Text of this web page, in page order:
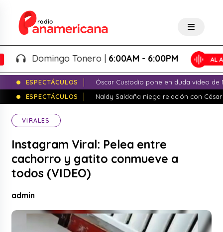
Domingo Tonero |6:00AM - 6:00PM
ESPECTÁCULOS
Óscar Custodio pone en duda video de
ESPECTÁCULOS
Naldy Saldaña niega relación con
VIRALES
Instagram Viral: Pelea entre
cachorro y gatito conmueve a
todos (VIDEO)
admin